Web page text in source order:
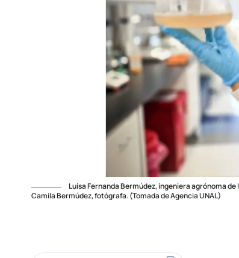
Luisa Fernanda Bermúdez, ingeniera agrónoma
Camila Bermúdez, fotógrafa. (Tomada de Agencia UNAL)